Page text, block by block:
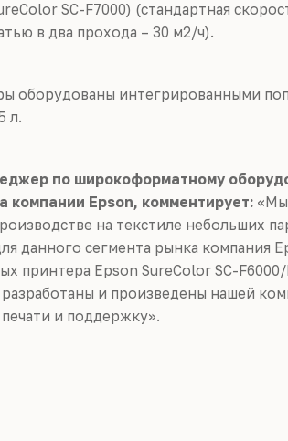
SC-F7000) (стандартная
в два прохода – 30 м2/ч).
оборудованы интегрированными
л.
по широкоформатному
компании Epson, комментирует: «Мы
на текстиле небольших
данного сегмента рынка компания
принтера Epson SureColor SC-F6000/
и произведены нашей
и поддержку».